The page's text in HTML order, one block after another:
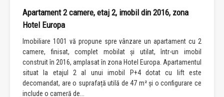
Apartament 2 camere, etaj 2, imobil din 2016, zona
Hotel Europa
Imobiliare 1001 vă propune spre vânzare un apartament cu 2
camere, finisat, complet mobilat și utilat, într-un imobil
construit în 2016, amplasat în zona Hotel Europa. Apartamentul
situat la etajul 2 al unui imobil P+4 dotat cu lift este
decomandat, are o suprafață utilă de 47 m² și o configurare ce
include o cameră de...